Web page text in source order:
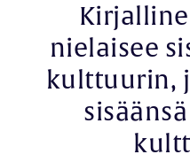
nielaisee
kulttuurin,